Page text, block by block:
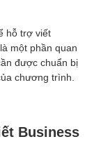
hỗ trợ viết
một phần quan
được chuẩn bị
chương trình.
Business